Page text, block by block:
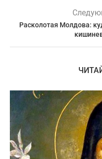
Расколотая Молдова: